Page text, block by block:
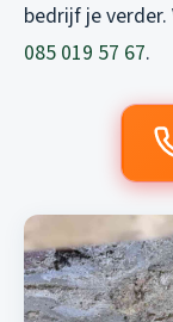
bedrijf je
085 019 57 67.